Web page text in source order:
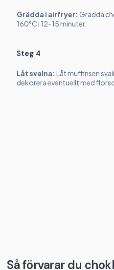
Grädda i airfryer: Grädda
160°C i 12-15 minuter.
Steg 4
Låt svalna: Låt muffinsen
dekorera eventuellt med
Så förvarar du